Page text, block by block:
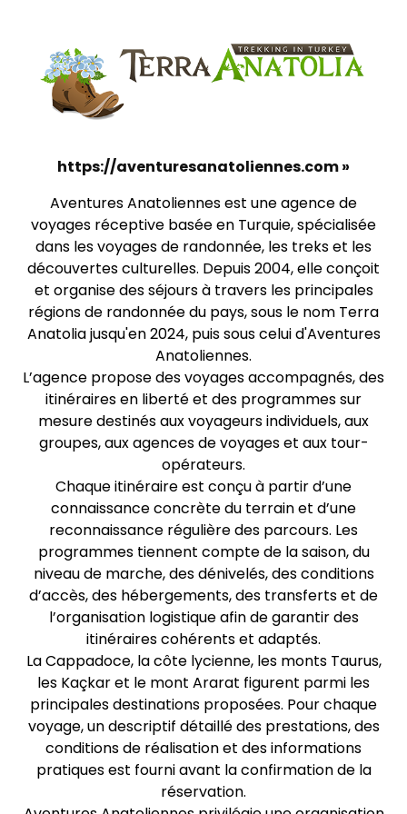
https://aventuresanatoliennes.com »
Aventures Anatoliennes est une agence de
voyages réceptive basée en Turquie, spécialisée
dans les voyages de randonnée, les treks et les
découvertes culturelles. Depuis 2004, elle conçoit
et organise des séjours à travers les principales
régions de randonnée du pays, sous le nom Terra
Anatolia jusqu'en 2024, puis sous celui d'Aventures
Anatoliennes.
L’agence propose des voyages accompagnés, des
itinéraires en liberté et des programmes sur
mesure destinés aux voyageurs individuels, aux
groupes, aux agences de voyages et aux tour-
opérateurs.
Chaque itinéraire est conçu à partir d’une
connaissance concrète du terrain et d’une
reconnaissance régulière des parcours. Les
programmes tiennent compte de la saison, du
niveau de marche, des dénivelés, des conditions
d’accès, des hébergements, des transferts et de
l’organisation logistique afin de garantir des
itinéraires cohérents et adaptés.
La Cappadoce, la côte lycienne, les monts Taurus,
les Kaçkar et le mont Ararat figurent parmi les
principales destinations proposées. Pour chaque
voyage, un descriptif détaillé des prestations, des
conditions de réalisation et des informations
pratiques est fourni avant la confirmation de la
réservation.